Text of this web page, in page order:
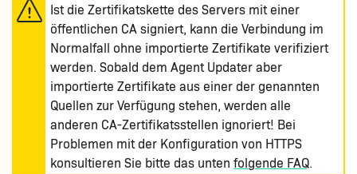
Ist die Zertifikatskette des Servers mit einer
öffentlichen CA signiert, kann die Verbindung im
Normalfall ohne importierte Zertifikate verifiziert
werden. Sobald dem Agent Updater aber
importierte Zertifikate aus einer der genannten
Quellen zur Verfügung stehen, werden alle
anderen CA-Zertifikatsstellen ignoriert! Bei
Problemen mit der Konfiguration von HTTPS
konsultieren Sie bitte das unten folgende FAQ.